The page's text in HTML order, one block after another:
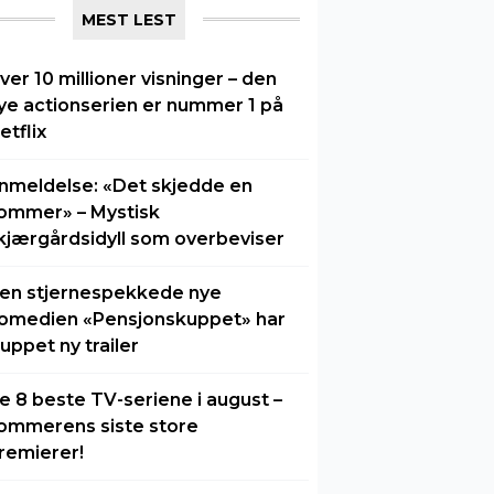
MEST LEST
10 millioner visninger – den
actionserien er nummer 1 på
«Det skjedde en
– Mystisk
som overbeviser
stjernespekkede nye
«Pensjonskuppet» har
ny trailer
8 beste TV-seriene i august –
siste store